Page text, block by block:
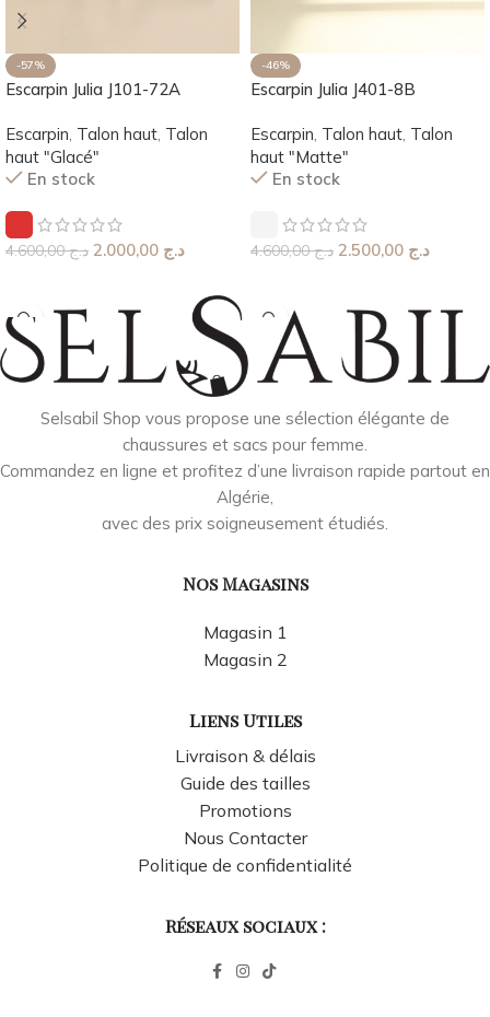
-57%
Escarpin Julia J101-72A
Escarpin Talon haut Talon
haut "Glacé"
En stock
د.ج4.600,00 د.ج
-46%
Escarpin Julia J401-8B
Escarpin Talon haut Talon
haut "Matte"
En stock
د.ج4.600,00 د.ج
Selsabil Shop vous propose une sélection élégante de
chaussures et sacs pour femme.
Commandez en ligne et profitez d’une livraison rapide partout en
Algérie,
avec des prix soigneusement étudiés.
Nos Magasins
Magasin 1
Magasin 2
Liens Utiles
Livraison & délais
Guide des tailles
Promotions
Nous Contacter
Politique de confidentialité
Réseaux sociaux :